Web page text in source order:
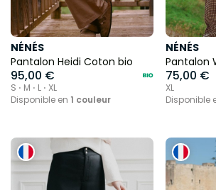
NÉNÉS
Pantalon Heidi Coton bio
95,00 €
S ⋅ M ⋅ L ⋅ XL
Disponible en 1 couleur
NÉNÉS
Pantalon
75,00 €
XL
Disponible